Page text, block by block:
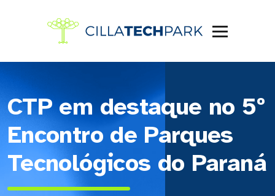
CTP em destaque no 5º
Encontro de Parques
Tecnológicos do Paraná